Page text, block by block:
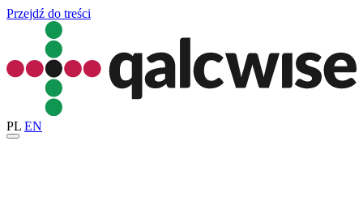
Przejdź do treści
PL EN